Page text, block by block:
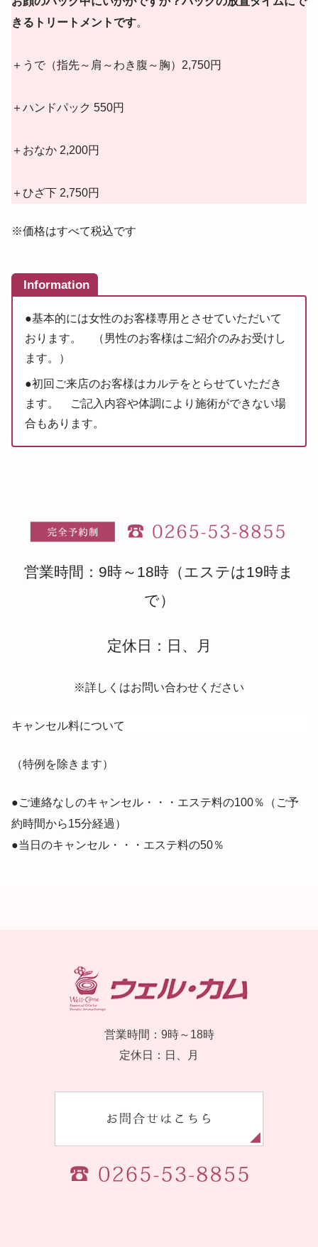
きるトリートメントです。
＋うで（指先～肩～わき腹～胸）2,750円
＋ハンドパック 550円
＋おなか 2,200円
＋ひざ下 2,750円
※価格はすべて税込です
Information
●基本的には女性のお客様専用とさせていただいて
おります。 （男性のお客様はご紹介のみお受けし
ます。）
●初回ご来店のお客様はカルテをとらせていただき
ます。 ご記入内容や体調により施術ができない場
合もあります。
営業時間：9時～18時（エステは19時ま
で）
定休日：日、月
※詳しくはお問い合わせください
キャンセル料について
（特例を除きます）
●ご連絡なしのキャンセル・・・エステ料の100％（ご予
約時間から15分経過）
●当日のキャンセル・・・エステ料の50％
営業時間：9時～18時
定休日：日、月